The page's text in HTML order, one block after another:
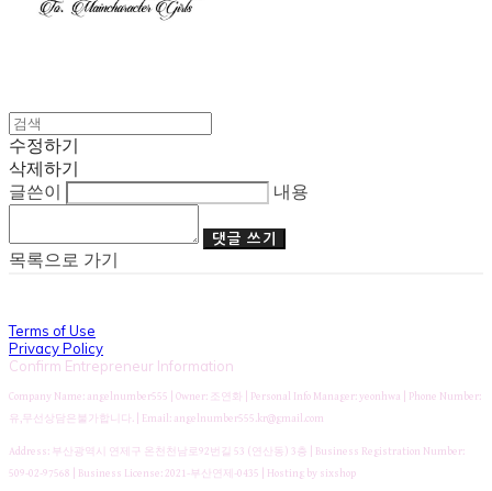
수정하기
삭제하기
글쓴이
내용
댓글 쓰기
목록으로 가기
Terms of Use
Privacy Policy
Confirm Entrepreneur Information
Company Name: angelnumber555 | Owner: 조연화 | Personal Info Manager: yeonhwa | Phone Number:
유,무선상담은불가합니다. | Email: angelnumber555.kr@gmail.com
Address: 부산광역시 연제구 온천천남로92번길 53 (연산동) 3층 | Business Registration Number:
509-02-97568 | Business License:2021-부산연제-0435 | Hosting by sixshop